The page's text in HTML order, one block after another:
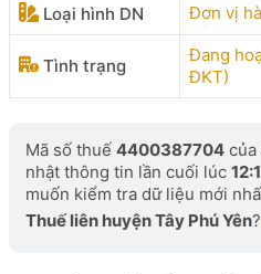
Loại hình DN
Đơn vị
Tình trạng
Đang
ĐKT)
Mã số thuế 4400387704 của
nhật thông tin lần cuối lúc
muốn kiểm tra dữ liệu mới
Thuế liên huyện Tây Phú Yên?